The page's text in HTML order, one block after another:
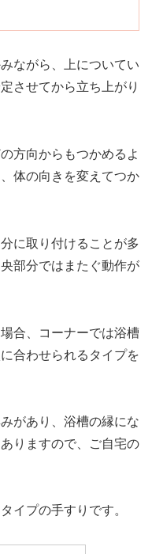
ながら、上についてい
させてから立ち上がり
方向からもつかめるよ
体の向きを変えてつか
に取り付けることが多
部分ではまたぐ動作が
合、コーナーでは浴槽
合わせられるタイプを
があり、浴槽の縁にな
りますので、ご自宅の
イプの手すりです。